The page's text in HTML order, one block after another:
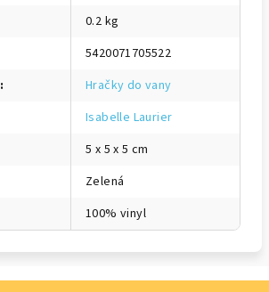
0.2 kg
5420071705522
:
Hračky do vany
Isabelle Laurier
5 x 5 x 5 cm
Zelená
100% vinyl